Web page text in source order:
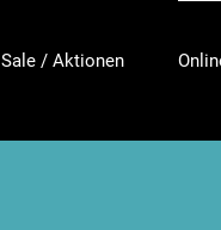
Sale / Aktionen